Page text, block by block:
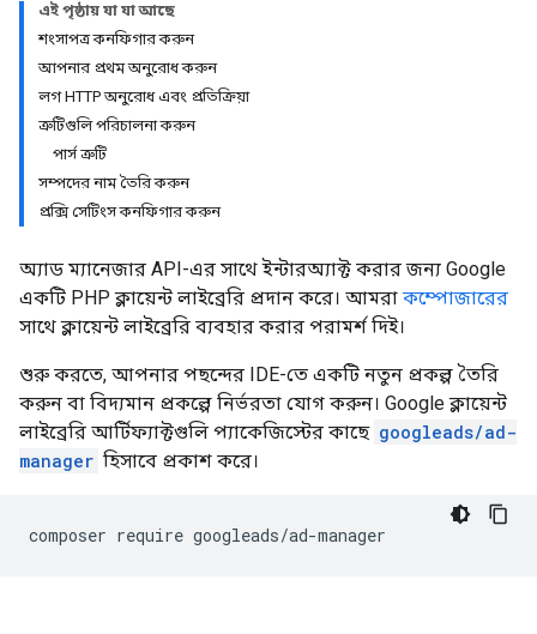
এই পৃষ্ঠায় যা যা আছে
শংসাপত্র কনফিগার করুন
আপনার প্রথম অনুরোধ করুন
লগ HTTP অনুরোধ এবং প্রতিক্রিয়া
ত্রুটিগুলি পরিচালনা করুন
পার্স ত্রুটি
সম্পদের নাম তৈরি করুন
প্রক্সি সেটিংস কনফিগার করুন
অ্যাড ম্যানেজার API-এর সাথে ইন্টারঅ্যাক্ট করার জন্য Google
একটি PHP ক্লায়েন্ট লাইব্রেরি প্রদান করে। আমরা কম্পোজারের
সাথে ক্লায়েন্ট লাইব্রেরি ব্যবহার করার পরামর্শ দিই।
শুরু করতে, আপনার পছন্দের IDE-তে একটি নতুন প্রকল্প তৈরি
করুন বা বিদ্যমান প্রকল্পে নির্ভরতা যোগ করুন। Google ক্লায়েন্ট
লাইব্রেরি আর্টিফ্যাক্টগুলি প্যাকেজিস্টের কাছে googleads/ad-
manager হিসাবে প্রকাশ করে।
composer require